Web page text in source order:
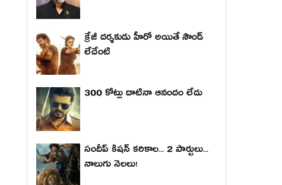
క్రేజీ దర్శకుడు హీరో అయితే సౌండ్
లేదేంటి
300 కోట్లు దాటినా ఆనందం లేదు
సందీప్ కిషన్ కరికాల... 2 పార్టులు...
నాలుగు నెలలు!